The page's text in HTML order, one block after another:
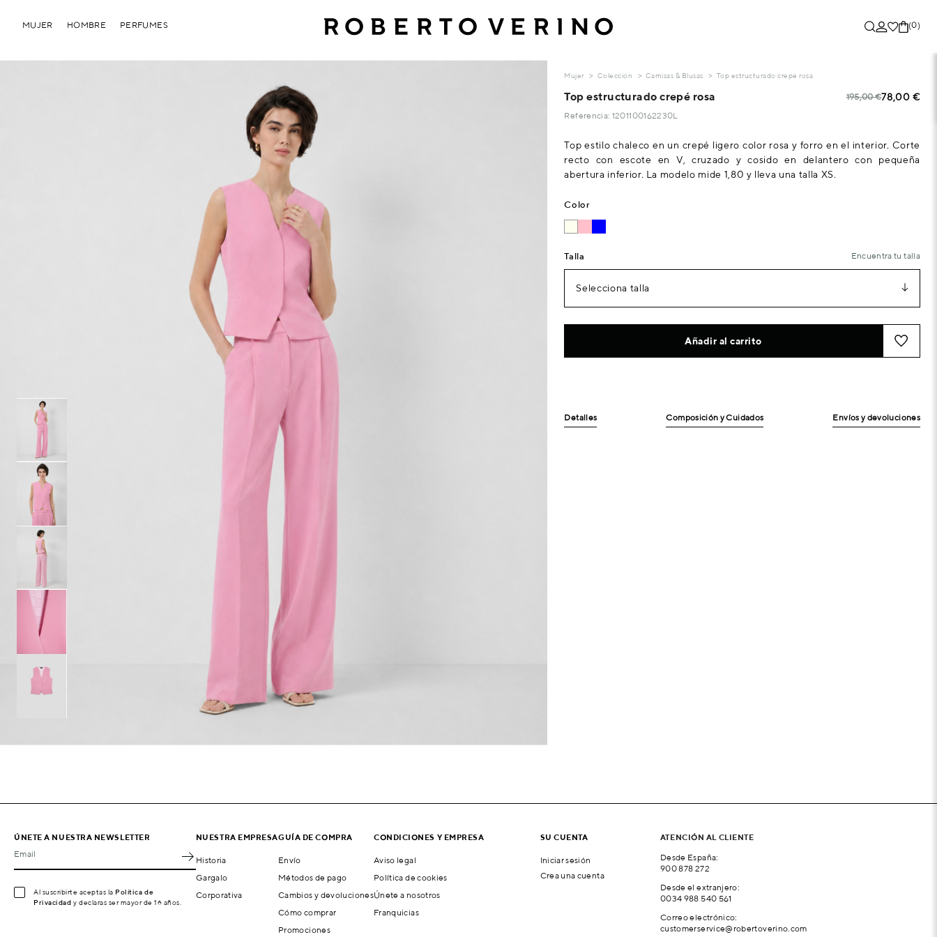
(0)
MUJER HOMBRE PERFUMES
Mujer Colección Camisas & Blusas Top estructurado crepé rosa
Top estructurado crepé rosa 195,00 €78,00 €
Referencia: 1201100162230L
Top estilo chaleco en un crepé ligero color rosa y forro en el interior. Corte
recto con escote en V, cruzado y cosido en delantero con pequeña
abertura inferior. La modelo mide 1,80 y lleva una talla XS.
Color
Talla Encuentra tu talla
Selecciona talla
Añadir al carrito
Detalles Composición y Cuidados Envíos y devoluciones
ÚNETE A NUESTRA NEWSLETTER
Email
Al suscribirte aceptas la Política de
Privacidad y declaras ser mayor de 16 años.
NUESTRA EMPRESA
Historia
Gargalo
Corporativa
GUÍA DE COMPRA
Envío
Métodos de pago
Cambios y devoluciones
Cómo comprar
Promociones
CONDICIONES Y EMPRESA
Aviso legal
Política de cookies
Únete a nosotros
Franquicias
SU CUENTA
Iniciar sesión
Crea una cuenta
ATENCIÓN AL CLIENTE
Desde España:
900 878 272
Desde el extranjero:
0034 988 540 561
Correo electrónico:
customerservice@robertoverino.com